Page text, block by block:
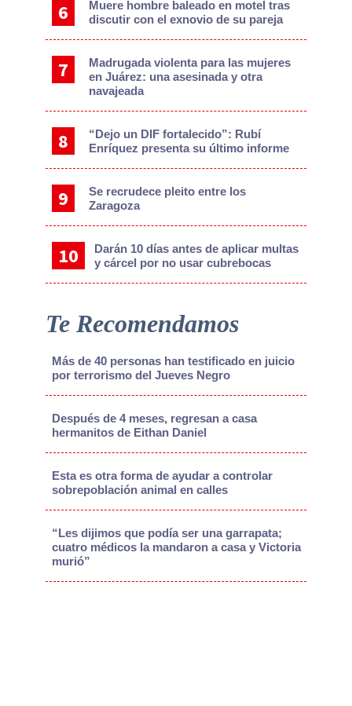
Muere hombre baleado en motel tras
discutir con el exnovio de su pareja
Madrugada violenta para las mujeres
en Juárez: una asesinada y otra
navajeada
“Dejo un DIF fortalecido”: Rubí
Enríquez presenta su último informe
Se recrudece pleito entre los
Zaragoza
Darán 10 días antes de aplicar multas
y cárcel por no usar cubrebocas
Te Recomendamos
Más de 40 personas han testificado en juicio
por terrorismo del Jueves Negro
Después de 4 meses, regresan a casa
hermanitos de Eithan Daniel
Esta es otra forma de ayudar a controlar
sobrepoblación animal en calles
“Les dijimos que podía ser una garrapata;
cuatro médicos la mandaron a casa y Victoria
murió”